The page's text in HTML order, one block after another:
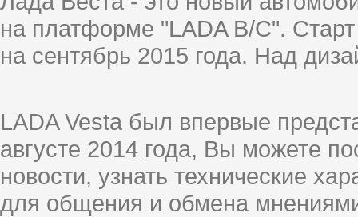
на платформе "LADA B/C".
на сентябрь 2015 года. Над
LADA Vesta был впервые
августе 2014 года, Вы можете
новости, узнать технические
для общения и обмена